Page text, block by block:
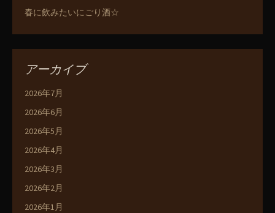
春に飲みたいにごり酒☆
アーカイブ
2026年7月
2026年6月
2026年5月
2026年4月
2026年3月
2026年2月
2026年1月